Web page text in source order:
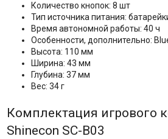
Количество кнопок: 8 шт
Тип источника питания:
Время автономной работы: 40 ч
Особенности, дополнительно:
Высота: 110 мм
Ширина: 43 мм
Глубина: 37 мм
Вес: 34 г
Комплектация игрового
Shinecon SC-B03